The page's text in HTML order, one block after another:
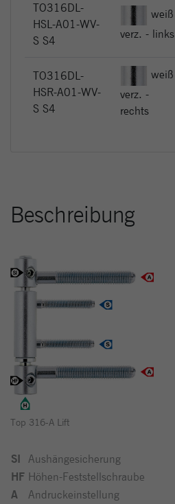
TO316DL-
HSL-A01-WV-
S S4
weiß
verz. - links
TO316DL-
HSR-A01-WV-
S S4
weiß
verz. -
rechts
Beschreibung
Top 316-A Lift
SI
Aushängesicherung
HF Höhen-Feststellschraube
A
Andruckeinstellung